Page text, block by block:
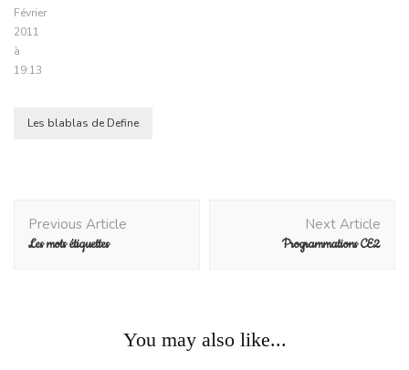
Février
2011
à
19:13
Les blablas de Define
Navigation
Previous Article
Les mots étiquettes
Next Article
Programmations CE2
You may also like...